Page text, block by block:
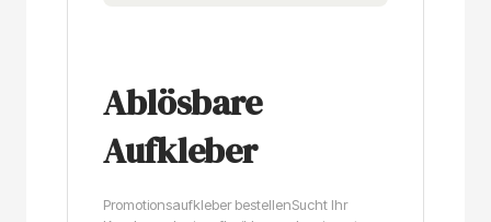
Ablösbare
Aufkleber
Promotionsaufkleber bestellenSucht Ihr